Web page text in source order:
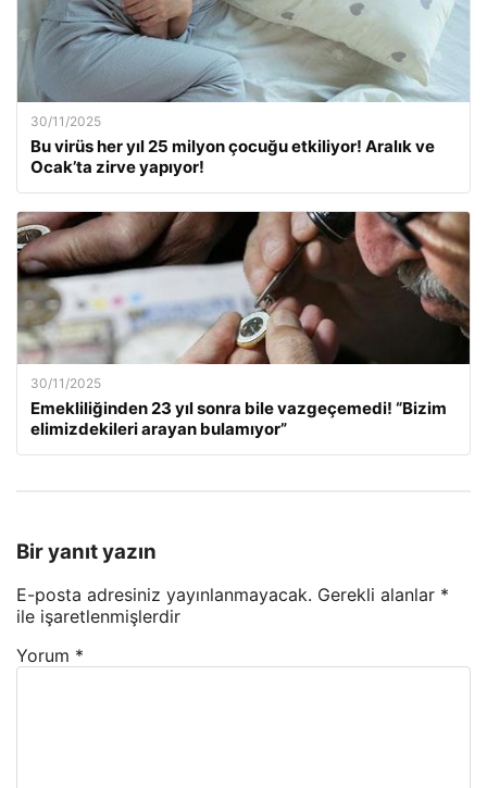
30/11/2025
Bu virüs her yıl 25 milyon çocuğu etkiliyor! Aralık ve
Ocak’ta zirve yapıyor!
30/11/2025
Emekliliğinden 23 yıl sonra bile vazgeçemedi! “Bizim
elimizdekileri arayan bulamıyor”
Bir yanıt yazın
E-posta adresiniz yayınlanmayacak. Gerekli alanlar *
ile işaretlenmişlerdir
Yorum *